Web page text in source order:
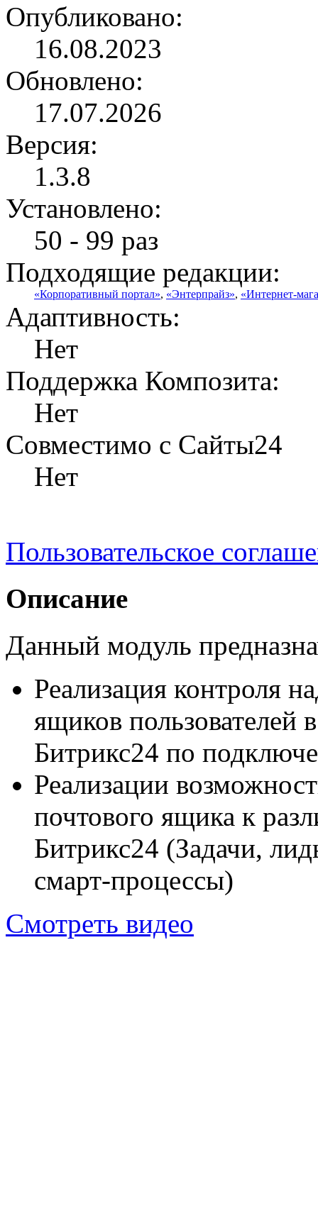
Опубликовано:
16.08.2023
Обновлено:
17.07.2026
Версия:
1.3.8
Установлено:
50 - 99 раз
Подходящие редакции:
«Корпоративный портал», «Энтерпрайз», «Интернет-
Адаптивность:
Нет
Поддержка Композита:
Нет
Совместимо с Сайты24
Нет
Пользовательское
Описание
Данный модуль
Реализация контроля
ящиков пользователей
Битрикс24 по
Реализации
почтового ящика к
Битрикс24 (Задачи,
смарт-процессы)
Смотреть видео